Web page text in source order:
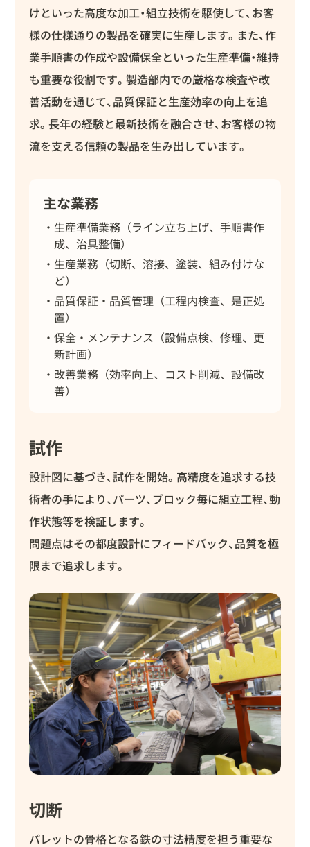
けといった高度な加工・組立技術を駆使して、お客
様の仕様通りの製品を確実に生産します。また、作
業手順書の作成や設備保全といった生産準備・維持
も重要な役割です。製造部内での厳格な検査や改
善活動を通じて、品質保証と生産効率の向上を追
求。長年の経験と最新技術を融合させ、お客様の物
流を支える信頼の製品を生み出しています。
主な業務
生産準備業務（ライン立ち上げ、手順書作
成、治具整備）
生産業務（切断、溶接、塗装、組み付けな
ど）
品質保証・品質管理（工程内検査、是正処
置）
保全・メンテナンス（設備点検、修理、更
新計画）
改善業務（効率向上、コスト削減、設備改
善）
試作
設計図に基づき、試作を開始。高精度を追求する技
術者の手により、パーツ、ブロック毎に組立工程、動
作状態等を検証します。
問題点はその都度設計にフィードバック、品質を極
限まで追求します。
切断
パレットの骨格となる鉄の寸法精度を担う重要な